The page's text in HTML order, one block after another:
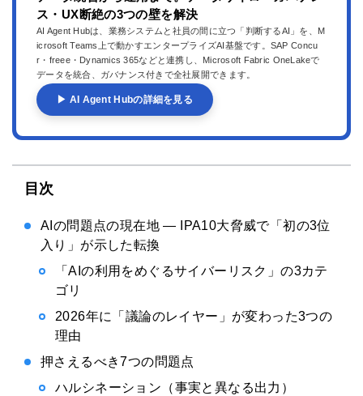
ス・UX断絶の3つの壁を解決
AI Agent Hubは、業務システムと社員の間に立つ「判断するAI」を、M
icrosoft Teams上で動かすエンタープライズAI基盤です。SAP Concu
r・freee・Dynamics 365などと連携し、Microsoft Fabric OneLakeで
データを統合、ガバナンス付きで全社展開できます。
▶ AI Agent Hubの詳細を見る
目次
AIの問題点の現在地 — IPA10大脅威で「初の3位
入り」が示した転換
「AIの利用をめぐるサイバーリスク」の3カテ
ゴリ
2026年に「議論のレイヤー」が変わった3つの
理由
押さえるべき7つの問題点
ハルシネーション（事実と異なる出力）